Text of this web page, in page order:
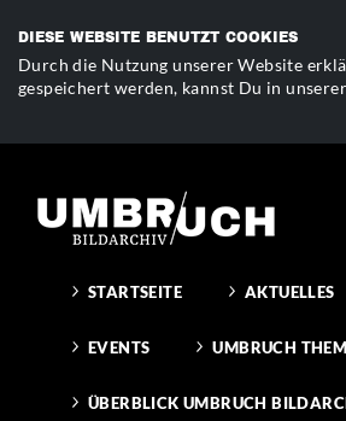
DIESE WEBSITE BENUTZT COOKIES
Durch die Nutzung unserer Website
gespeichert werden, kannst Du in
STARTSEITE AKTUELLES
EVENTS UMBRUCH
ÜBERBLICK UMBRUCH